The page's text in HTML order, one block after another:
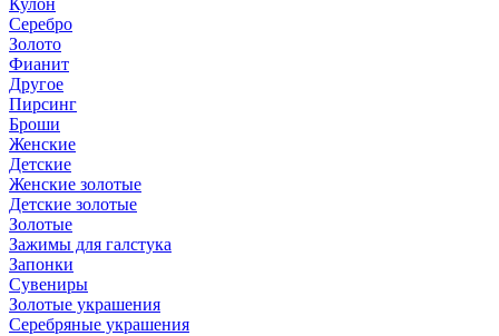
Кулон
Серебро
Золото
Фианит
Другое
Пирсинг
Броши
Женские
Детские
Женские золотые
Детские золотые
Золотые
Зажимы для галстука
Запонки
Сувениры
Золотые украшения
Серебряные украшения